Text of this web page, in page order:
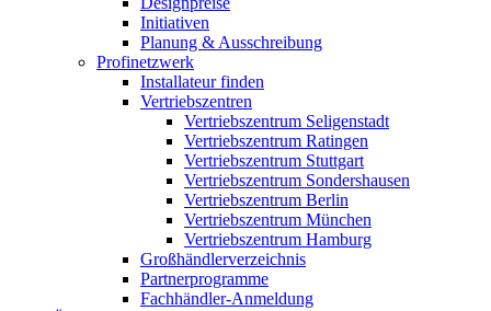
Initiativen
Planung & Ausschreibung
Profinetzwerk
Installateur finden
Vertriebszentren
Vertriebszentrum Seligenstadt
Vertriebszentrum Ratingen
Vertriebszentrum Stuttgart
Vertriebszentrum Sondershausen
Vertriebszentrum Berlin
Vertriebszentrum München
Vertriebszentrum Hamburg
Großhändlerverzeichnis
Partnerprogramme
Fachhändler-Anmeldung